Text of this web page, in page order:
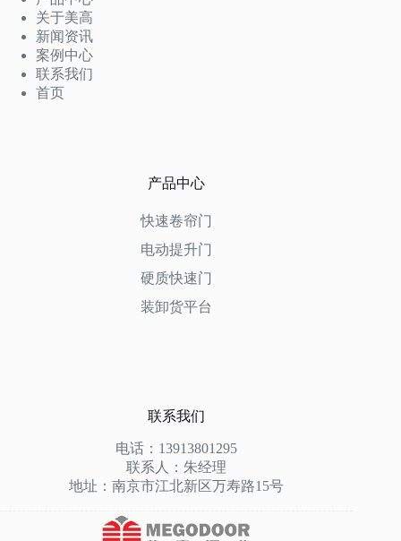
关于美高
新闻资讯
案例中心
联系我们
首页
产品中心
快速卷帘门
电动提升门
硬质快速门
装卸货平台
联系我们
电话：13913801295
联系人：朱经理
地址：南京市江北新区万寿路15号